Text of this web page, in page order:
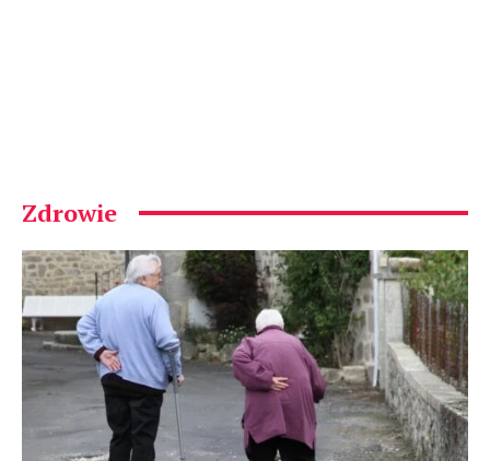
Zdrowie